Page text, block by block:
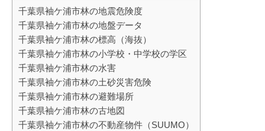
千葉県袖ケ浦市林の地震危険度
千葉県袖ケ浦市林の地盤データ
千葉県袖ケ浦市林の標高（海抜）
千葉県袖ケ浦市林の小学校・中学校の学区
千葉県袖ケ浦市林の水害
千葉県袖ケ浦市林の土砂災害危険
千葉県袖ケ浦市林の避難場所
千葉県袖ケ浦市林の古地図
千葉県袖ケ浦市林の不動産物件（SUUMO）